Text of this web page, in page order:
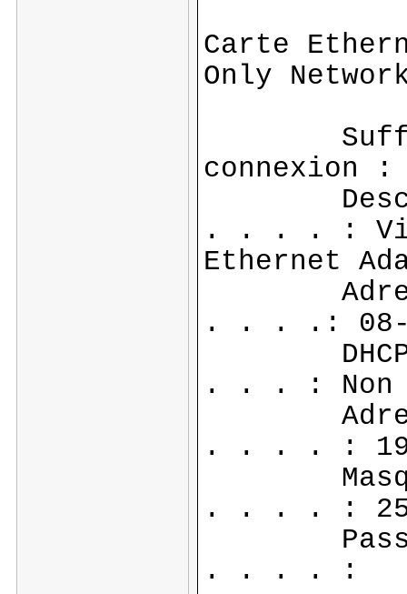
Carte
Only
Suffixe
. . . . :
Ethernet
. . . .: 08-
DHCP
. . . : Non
. . . . :
Masque
. . . . :
. . . . :